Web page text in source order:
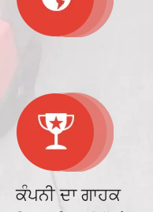
ਕੰਪਨੀ ਦਾ ਗਾਹਕ